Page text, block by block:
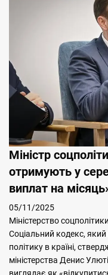
Міністр
отримують у
виплат на
05/11/2025
Міністерство
Соціальний кодекс,
політику в країні,
міністерства Денис